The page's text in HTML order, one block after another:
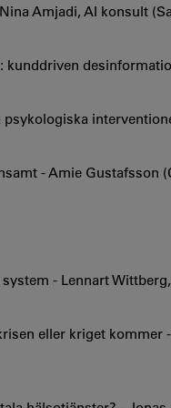
Amjadi, AI konsult
- Amie Gustafsson
- Lennart
eller kriget kommer